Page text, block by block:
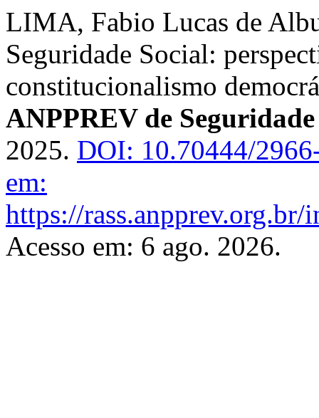
LIMA, Fabio Lucas de
Seguridade Social:
constitucionalismo
ANPPREV de
2025. DOI: 10.70444/
em:
https://
Acesso em: 6 ago. 2026.